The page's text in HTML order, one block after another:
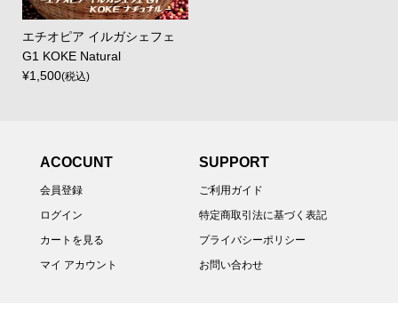
エチオピア イルガシェフェ
G1 KOKE Natural
¥1,500(税込)
ACOCUNT
会員登録
ログイン
カートを見る
マイ アカウント
SUPPORT
ご利用ガイド
特定商取引法に基づく表記
プライバシーポリシー
お問い合わせ